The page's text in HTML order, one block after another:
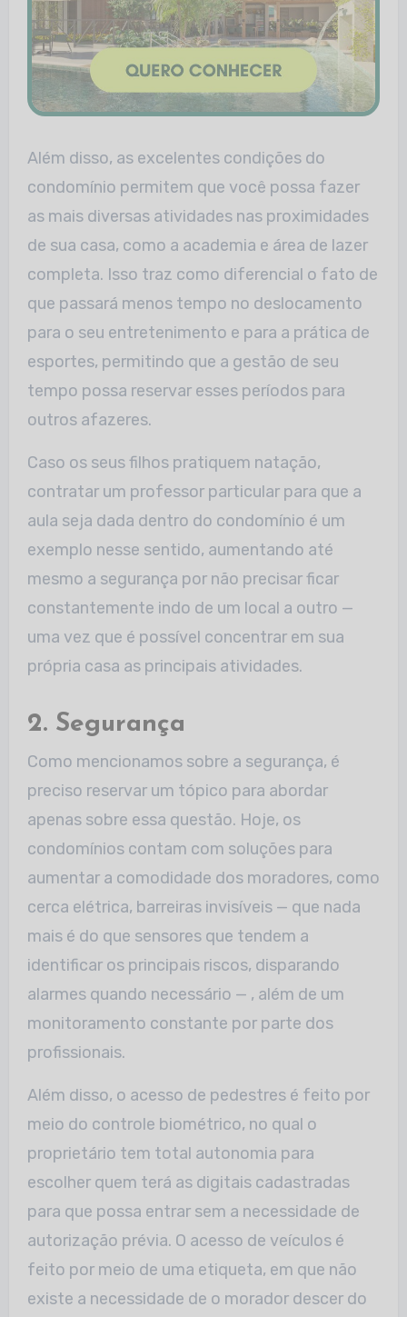
Além disso, as excelentes condições do
condomínio permitem que você possa fazer
as mais diversas atividades nas proximidades
de sua casa, como a academia e área de lazer
completa. Isso traz como diferencial o fato de
que passará menos tempo no deslocamento
para o seu entretenimento e para a prática de
esportes, permitindo que a gestão de seu
tempo possa reservar esses períodos para
outros afazeres.
Caso os seus filhos pratiquem natação,
contratar um professor particular para que a
aula seja dada dentro do condomínio é um
exemplo nesse sentido, aumentando até
mesmo a segurança por não precisar ficar
constantemente indo de um local a outro —
uma vez que é possível concentrar em sua
própria casa as principais atividades.
2. Segurança
Como mencionamos sobre a segurança, é
preciso reservar um tópico para abordar
apenas sobre essa questão. Hoje, os
condomínios contam com soluções para
aumentar a comodidade dos moradores, como
cerca elétrica, barreiras invisíveis — que nada
mais é do que sensores que tendem a
identificar os principais riscos, disparando
alarmes quando necessário — , além de um
monitoramento constante por parte dos
profissionais.
Além disso, o acesso de pedestres é feito por
meio do controle biométrico, no qual o
proprietário tem total autonomia para
escolher quem terá as digitais cadastradas
para que possa entrar sem a necessidade de
autorização prévia. O acesso de veículos é
feito por meio de uma etiqueta, em que não
existe a necessidade de o morador descer do